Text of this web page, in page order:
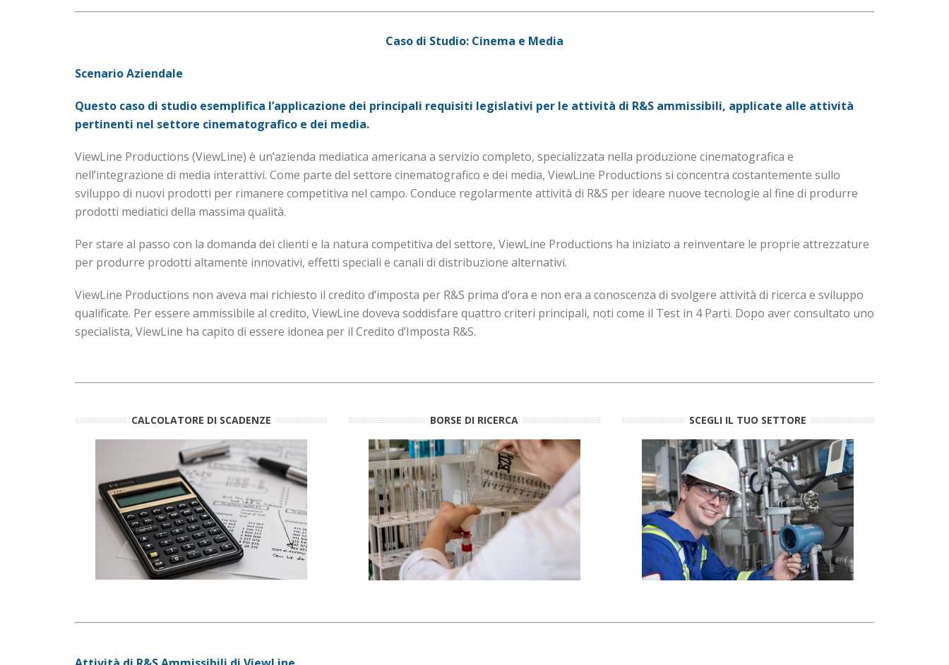
Caso di Studio: Cinema e Media
Scenario Aziendale
Questo caso di studio esemplifica l’applicazione dei principali requisiti legislativi per le attività di R&S ammissibili, applicate alle attività
pertinenti nel settore cinematografico e dei media.
ViewLine Productions (ViewLine) è un’azienda mediatica americana a servizio completo, specializzata nella produzione cinematografica e
nell’integrazione di media interattivi. Come parte del settore cinematografico e dei media, ViewLine Productions si concentra costantemente sullo
sviluppo di nuovi prodotti per rimanere competitiva nel campo. Conduce regolarmente attività di R&S per ideare nuove tecnologie al fine di produrre
prodotti mediatici della massima qualità.
Per stare al passo con la domanda dei clienti e la natura competitiva del settore, ViewLine Productions ha iniziato a reinventare le proprie attrezzature
per produrre prodotti altamente innovativi, effetti speciali e canali di distribuzione alternativi.
ViewLine Productions non aveva mai richiesto il credito d’imposta per R&S prima d’ora e non era a conoscenza di svolgere attività di ricerca e sviluppo
qualificate. Per essere ammissibile al credito, ViewLine doveva soddisfare quattro criteri principali, noti come il Test in 4 Parti. Dopo aver consultato uno
specialista, ViewLine ha capito di essere idonea per il Credito d’Imposta R&S.
CALCOLATORE DI SCADENZE BORSE DI RICERCA SCEGLI IL TUO SETTORE